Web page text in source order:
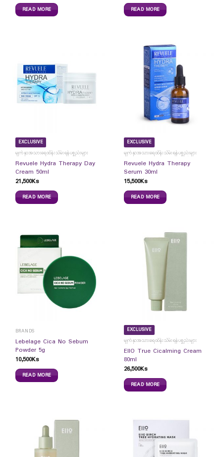
READ MORE READ MORE
EXCLUSIVE
မျက်နှာအသားရေထိန်းသိမ်းရန်ပစ္စည်းများ
Revuele Hydra Therapy Day
Cream 50ml
21,500Ks
READ MORE
EXCLUSIVE
မျက်နှာအသားရေထိန်းသိမ်းရန်ပစ္စည်းများ
Revuele Hydra Therapy
Serum 30ml
15,500Ks
READ MORE
BRANDS
Lebelage Cica No Sebum
Powder 5g
10,500Ks
READ MORE
EXCLUSIVE
မျက်နှာအသားရေထိန်းသိမ်းရန်ပစ္စည်းများ
EIIO True Cicalming Cream
80ml
26,500Ks
READ MORE